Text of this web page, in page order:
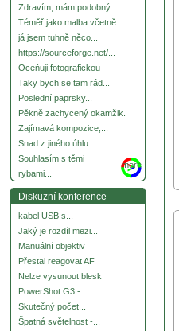
Zdravím, mám podobný...
Téměř jako malba včetně
já jsem tuhně něco...
https://sourceforge.net/...
Oceňuji fotografickou
Taky bych se tam rád...
Poslední paprsky...
Pěkně zachycený okamžik.
Zajímavá kompozice,...
Snad z jiného úhlu
Souhlasím s těmi
rybami...
more
Diskuzní konference
kabel USB s...
Jaký je rozdíl mezi...
Manuální objektiv
Přestal reagovat AF
Nelze vysunout blesk
PowerShot G3 -...
Skutečný počet...
Špatná světelnost -...